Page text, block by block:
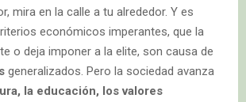
mira en la calle a tu alrededor. Y es
económicos imperantes, que la
o deja imponer a la elite, son causa de
generalizados. Pero la sociedad avanza
la educación, los valores